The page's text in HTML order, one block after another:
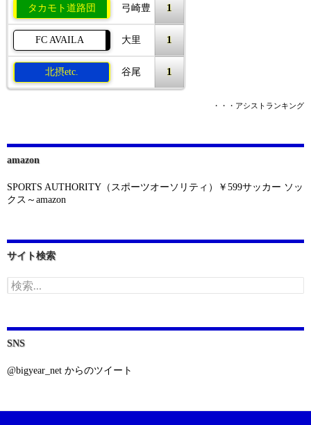
タカモト道路団 弓崎豊 1
FC AVAILA 大里 1
北摂etc. 谷尾 1
・・・アシストランキング
amazon
SPORTS AUTHORITY（スポーツオーソリティ）￥599サッカー ソッ
クス～amazon
サイト検索
検
索:
SNS
@bigyear_net からのツイート